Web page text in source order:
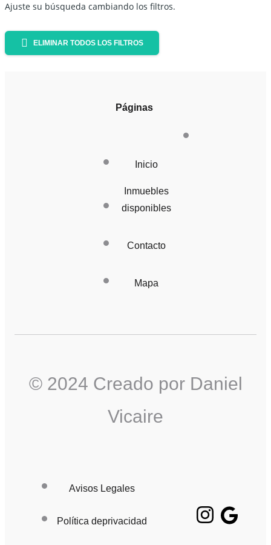
Ajuste su búsqueda cambiando los filtros.
ELIMINAR TODOS LOS FILTROS
Páginas
Inicio
Inmuebles
disponibles
Contacto
Mapa
© 2024 Creado por Daniel
Vicaire
Avisos Legales
Política deprivacidad